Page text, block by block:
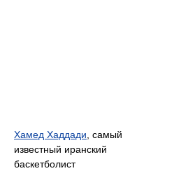
Хамед Хаддади, самый
известный иранский
баскетболист